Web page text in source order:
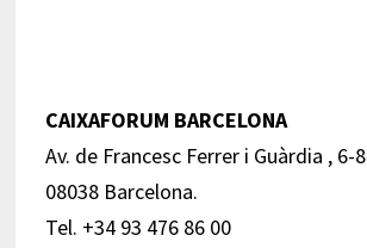
CAIXAFORUM BARCELONA
Av. de Francesc Ferrer i Guàrdia , 6-8
08038 Barcelona.
Tel. +34 93 476 86 00